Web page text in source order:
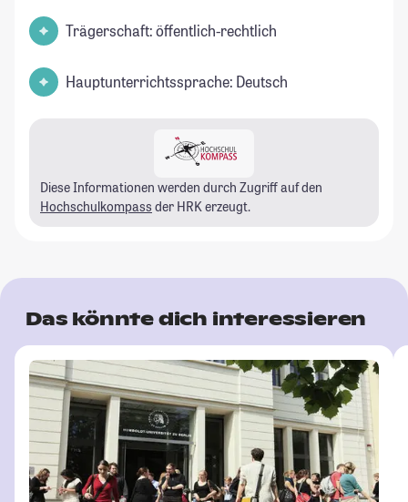
Trägerschaft: öffentlich-rechtlich
Hauptunterrichtssprache: Deutsch
Diese Informationen werden durch Zugriff auf den
Hochschulkompass der HRK erzeugt.
Das könnte dich interessieren